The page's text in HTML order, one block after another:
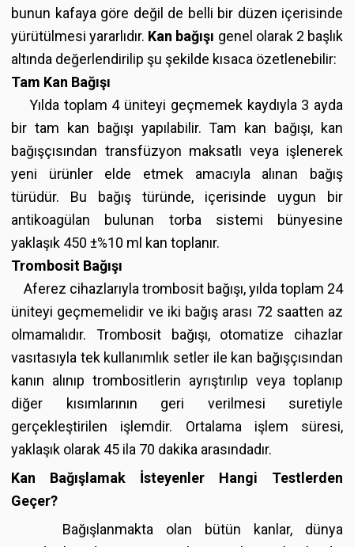
bunun kafaya göre değil de belli bir düzen içerisinde
yürütülmesi yararlıdır. Kan bağışı genel olarak 2 başlık
altında değerlendirilip şu şekilde kısaca özetlenebilir:
Tam Kan Bağışı
Yılda toplam 4 üniteyi geçmemek kaydıyla 3 ayda
bir tam kan bağışı yapılabilir. Tam kan bağışı, kan
bağışçısından transfüzyon maksatlı veya işlenerek
yeni ürünler elde etmek amacıyla alınan bağış
türüdür. Bu bağış türünde, içerisinde uygun bir
antikoagülan bulunan torba sistemi bünyesine
yaklaşık 450 ±%10 ml kan toplanır.
Trombosit Bağışı
Aferez cihazlarıyla trombosit bağışı, yılda toplam 24
üniteyi geçmemelidir ve iki bağış arası 72 saatten az
olmamalıdır. Trombosit bağışı, otomatize cihazlar
vasıtasıyla tek kullanımlık setler ile kan bağışçısından
kanın alınıp trombositlerin ayrıştırılıp veya toplanıp
diğer kısımlarının geri verilmesi suretiyle
gerçekleştirilen işlemdir. Ortalama işlem süresi,
yaklaşık olarak 45 ila 70 dakika arasındadır.
Kan Bağışlamak İsteyenler Hangi Testlerden
Geçer?
Bağışlanmakta olan bütün kanlar, dünya